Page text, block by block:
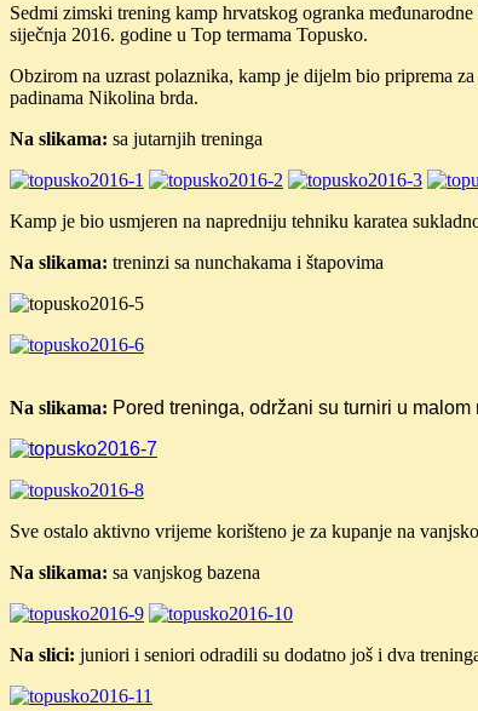
Sedmi zimski trening kamp hrvatskog ogranka
siječnja 2016. godine u Top termama Topusko.
Obzirom na uzrast polaznika, kamp je dijelm bio priprema
padinama Nikolina brda.
Na slikama: sa jutarnjih treninga
Kamp je bio usmjeren na napredniju tehniku karatea
Na slikama: treninzi sa nunchakama i štapovima
Na slikama: Pored treninga, održani su turniri u malom
Sve ostalo aktivno vrijeme korišteno je za kupanje na
Na slikama: sa vanjskog bazena
Na slici: juniori i seniori odradili su dodatno još i dva